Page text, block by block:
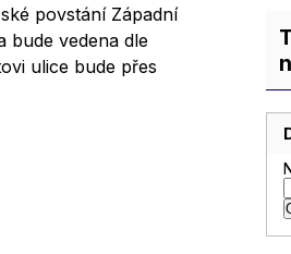
povstání Západní
bude vedena dle
ulice bude přes